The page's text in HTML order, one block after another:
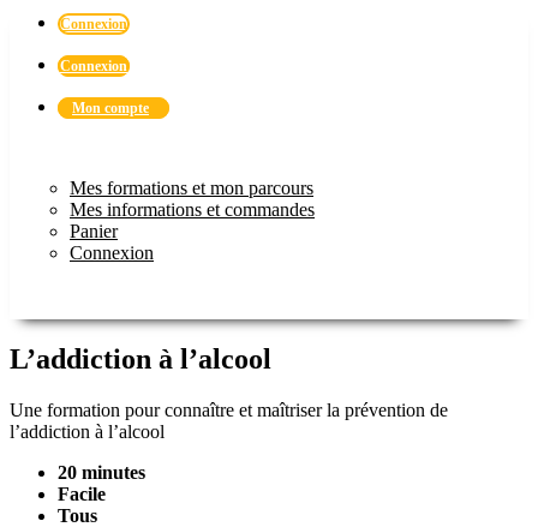
Connexion
Connexion
Mon compte
Mes formations et mon parcours
Mes informations et commandes
Panier
Connexion
L’addiction à l’alcool
Une formation pour connaître et maîtriser la prévention de
l’addiction à l’alcool
20 minutes
Facile
Tous